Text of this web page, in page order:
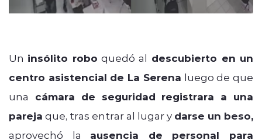
Un insólito robo quedó al descubierto en un
centro asistencial de La Serena luego de que
una
cámara de seguridad registrara a una
pareja que, tras entrar al lugar y darse un beso,
aprovechó la ausencia de personal para